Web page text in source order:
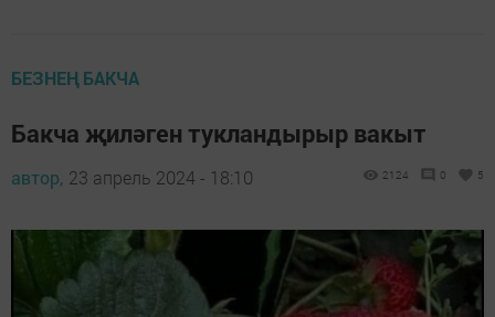
БЕЗНЕҢ БАКЧА
Бакча җиләген тукландырыр вакыт
автор, 23 апрель 2024 - 18:10 2124 0 5